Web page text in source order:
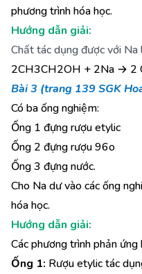
phương trình hóa học.
Hướng dẫn giải:
Chất tác dụng được với
2CH3CH2OH + 2Na → 2
Bài 3 (trang 139 SGK
Có ba ống nghiệm:
Ống 1 đựng rượu etylic
Ống 2 đựng rượu 96o
Ống 3 đựng nước.
Cho Na dư vào các ống
hóa học.
Hướng dẫn giải:
Các phương trình phản ứng
Ống 1: Rượu etylic tác